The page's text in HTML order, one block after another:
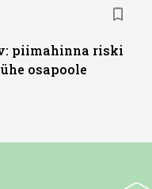
piimahinna riski
osapoole